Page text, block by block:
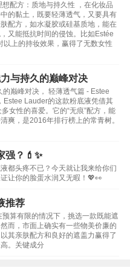
配方：质地与持久性 ，在化妆品
的黏土，既要轻薄透气，又要具有
配方，如水凝胶或硅基质地，能在
又能抵抗时间的侵蚀。比如Estée
上的持妆效果，赢得了无数女性
与持久的巅峰对决
巅峰对决， 轻薄透气篇 - Estee
Lauder的这款粉底液凭借其
女性的喜爱。它的“无痕”配方，能
爽，是2016年排行榜上的常青树。
强？💄✨
都头疼不已？今天就让我来给你们
让你的脸蛋水润又无暇！💖👀
推荐
算有限的情况下，挑选一款既能遮
而，市面上确实有一些物美价廉的
其亲肤配方和良好的遮盖力赢得了
。关键成分